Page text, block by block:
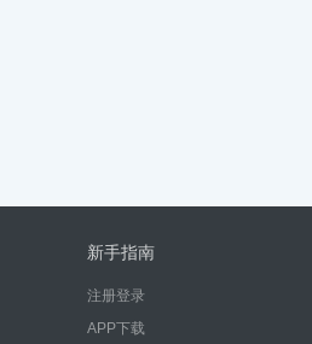
新手指南
注册登录
APP下载